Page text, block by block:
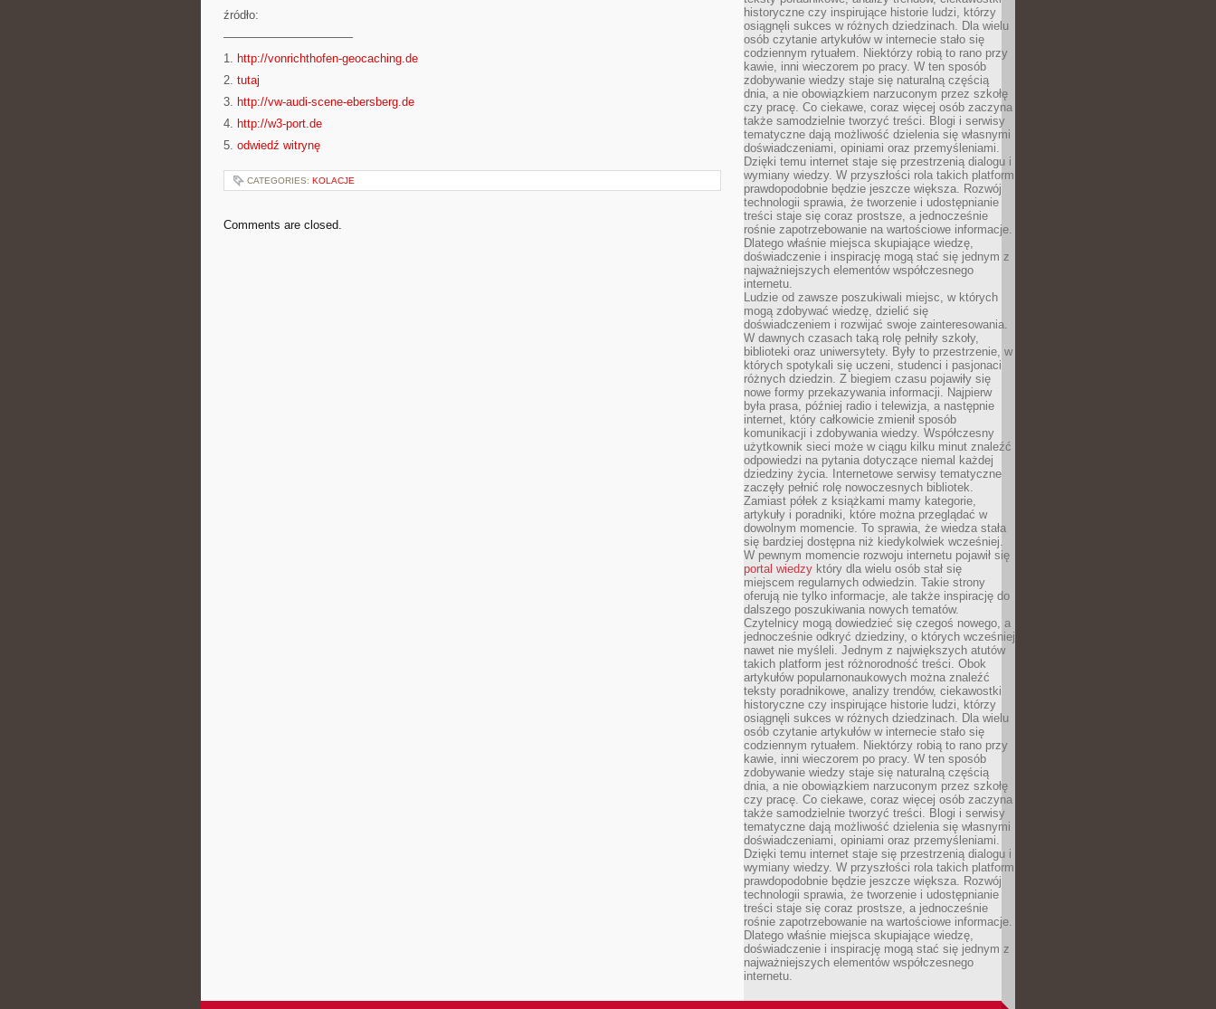
źródło:
———————————
1. http://vonrichthofen-geocaching.de
2. tutaj
3. http://vw-audi-scene-ebersberg.de
4. http://w3-port.de
5. odwiedź witrynę
CATEGORIES: KOLACJE
Comments are closed.
historyczne czy inspirujące historie ludzi, którzy
osiągnęli sukces w różnych dziedzinach. Dla wielu
osób czytanie artykułów w internecie stało się
codziennym rytuałem. Niektórzy robią to rano przy
kawie, inni wieczorem po pracy. W ten sposób
zdobywanie wiedzy staje się naturalną częścią
dnia, a nie obowiązkiem narzuconym przez szkołę
czy pracę. Co ciekawe, coraz więcej osób zaczyna
także samodzielnie tworzyć treści. Blogi i serwisy
tematyczne dają możliwość dzielenia się własnymi
doświadczeniami, opiniami oraz przemyśleniami.
Dzięki temu internet staje się przestrzenią dialogu i
wymiany wiedzy. W przyszłości rola takich platform
prawdopodobnie będzie jeszcze większa. Rozwój
technologii sprawia, że tworzenie i udostępnianie
treści staje się coraz prostsze, a jednocześnie
rośnie zapotrzebowanie na wartościowe informacje.
Dlatego właśnie miejsca skupiające wiedzę,
doświadczenie i inspirację mogą stać się jednym z
najważniejszych elementów współczesnego
internetu.
Ludzie od zawsze poszukiwali miejsc, w których
mogą zdobywać wiedzę, dzielić się
doświadczeniem i rozwijać swoje zainteresowania.
W dawnych czasach taką rolę pełniły szkoły,
biblioteki oraz uniwersytety. Były to przestrzenie, w
których spotykali się uczeni, studenci i pasjonaci
różnych dziedzin. Z biegiem czasu pojawiły się
nowe formy przekazywania informacji. Najpierw
była prasa, później radio i telewizja, a następnie
internet, który całkowicie zmienił sposób
komunikacji i zdobywania wiedzy. Współczesny
użytkownik sieci może w ciągu kilku minut znaleźć
odpowiedzi na pytania dotyczące niemal każdej
dziedziny życia. Internetowe serwisy tematyczne
zaczęły pełnić rolę nowoczesnych bibliotek.
Zamiast półek z książkami mamy kategorie,
artykuły i poradniki, które można przeglądać w
dowolnym momencie. To sprawia, że wiedza stała
się bardziej dostępna niż kiedykolwiek wcześniej.
W pewnym momencie rozwoju internetu pojawił się
portal wiedzy który dla wielu osób stał się
miejscem regularnych odwiedzin. Takie strony
oferują nie tylko informacje, ale także inspirację do
dalszego poszukiwania nowych tematów.
Czytelnicy mogą dowiedzieć się czegoś nowego, a
jednocześnie odkryć dziedziny, o których wcześniej
nawet nie myśleli. Jednym z największych atutów
takich platform jest różnorodność treści. Obok
artykułów popularnonaukowych można znaleźć
teksty poradnikowe, analizy trendów, ciekawostki
historyczne czy inspirujące historie ludzi, którzy
osiągnęli sukces w różnych dziedzinach. Dla wielu
osób czytanie artykułów w internecie stało się
codziennym rytuałem. Niektórzy robią to rano przy
kawie, inni wieczorem po pracy. W ten sposób
zdobywanie wiedzy staje się naturalną częścią
dnia, a nie obowiązkiem narzuconym przez szkołę
czy pracę. Co ciekawe, coraz więcej osób zaczyna
także samodzielnie tworzyć treści. Blogi i serwisy
tematyczne dają możliwość dzielenia się własnymi
doświadczeniami, opiniami oraz przemyśleniami.
Dzięki temu internet staje się przestrzenią dialogu i
wymiany wiedzy. W przyszłości rola takich platform
prawdopodobnie będzie jeszcze większa. Rozwój
technologii sprawia, że tworzenie i udostępnianie
treści staje się coraz prostsze, a jednocześnie
rośnie zapotrzebowanie na wartościowe informacje.
Dlatego właśnie miejsca skupiające wiedzę,
doświadczenie i inspirację mogą stać się jednym z
najważniejszych elementów współczesnego
internetu.